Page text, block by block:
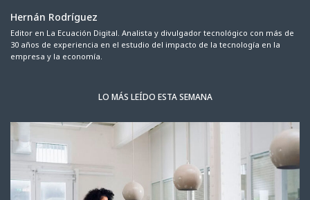
Hernán Rodríguez
Editor en La Ecuación Digital. Analista y divulgador tecnológico con más de
30 años de experiencia en el estudio del impacto de la tecnología en la
empresa y la economía.
LO MÁS LEÍDO ESTA SEMANA